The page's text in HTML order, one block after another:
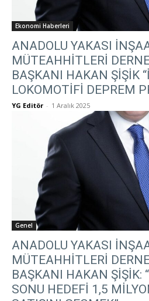
Ekonomi Haberleri
ANADOLU YAKASI
MÜTEAHHİTLERİ
BAŞKANI HAKAN ŞİŞİK
LOKOMOTİFİ DEPREM
YG Editör - 1 Aralık 2025
Genel
ANADOLU YAKASI
MÜTEAHHİTLERİ
BAŞKANI HAKAN ŞİŞİK:
SONU HEDEFİ 1,5